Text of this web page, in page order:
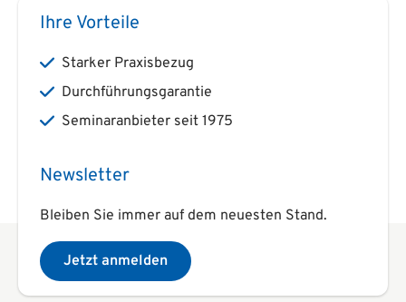
Ihre Vorteile
Starker Praxisbezug
Durchführungsgarantie
Seminaranbieter seit 1975
Newsletter
Bleiben Sie immer auf dem neuesten Stand.
Jetzt anmelden